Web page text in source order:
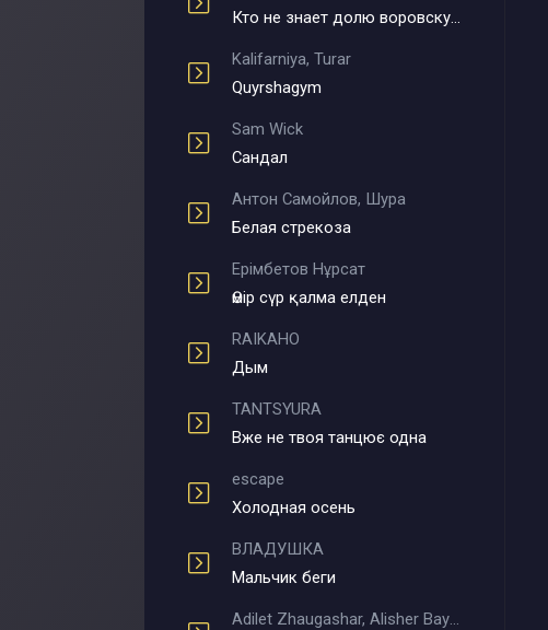
Кто не знает долю воровскую
Kalifarniya, Turar
Quyrshagym
Sam Wick
Сандал
Антон Самойлов, Шура
Белая стрекоза
Ерімбетов Нұрсат
Өмір сүр қалма елден
RAIKAHO
Дым
TANTSYURA
Вже не твоя танцює одна
escape
Холодная осень
ВЛАДУШКА
Мальчик беги
Adilet Zhaugashar, Alisher Bayniyazov